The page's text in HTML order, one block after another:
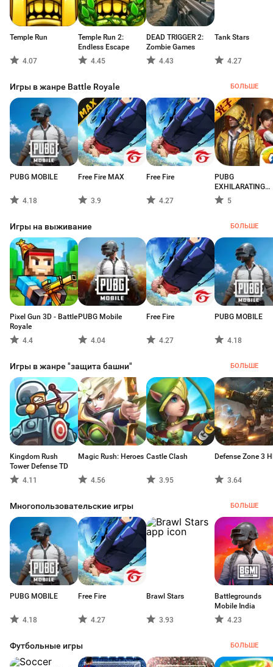
Temple Run
4.07
Temple Run 2:
Endless Escape
4.45
DEAD TRIGGER 2:
Zombie Games
4.43
Tank Stars
4.27
Игры в жанре Battle Royale БОЛЬШЕ
PUBG MOBILE
4.18
Free Fire MAX
3.9
Free Fire
4.27
PUBG
EXHILARATING
BATTLEFIELD
5
Игры на выживание БОЛЬШЕ
Pixel Gun 3D - Battle
Royale
4.4
PUBG Mobile
4.04
Free Fire
4.27
PUBG MOBILE
4.18
Игры в жанре "защита башни" БОЛЬШЕ
Kingdom Rush
Tower Defense TD
4.11
Magic Rush: Heroes
4.56
Castle Clash
3.95
Defense Zone 3
3.64
Многопользовательские игры БОЛЬШЕ
PUBG MOBILE
4.18
Free Fire
4.27
Brawl Stars
3.93
Battlegrounds
Mobile India
4.23
Футбольные игры БОЛЬШЕ